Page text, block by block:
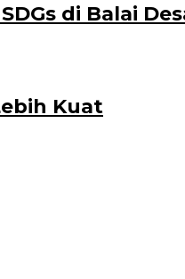
di Balai
Kuat